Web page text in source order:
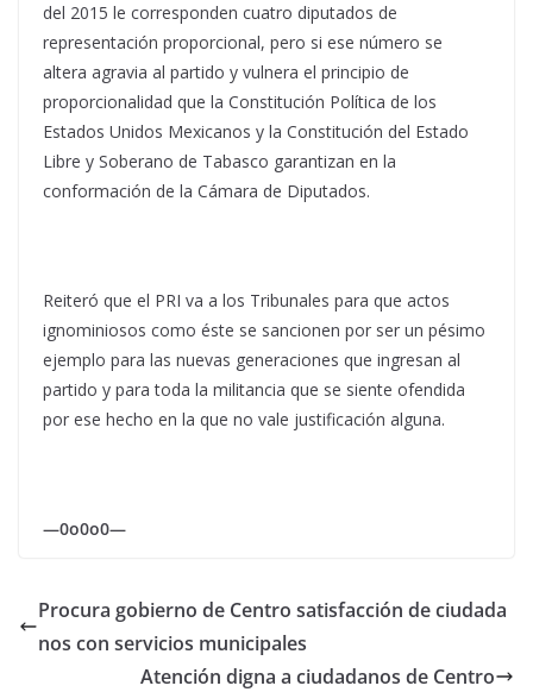
del 2015 le corresponden cuatro diputados de
representación proporcional, pero si ese número se
altera agravia al partido y vulnera el principio de
proporcionalidad que la Constitución Política de los
Estados Unidos Mexicanos y la Constitución del Estado
Libre y Soberano de Tabasco garantizan en la
conformación de la Cámara de Diputados.
Reiteró que el PRI va a los Tribunales para que actos
ignominiosos como éste se sancionen por ser un pésimo
ejemplo para las nuevas generaciones que ingresan al
partido y para toda la militancia que se siente ofendida
por ese hecho en la que no vale justificación alguna.
—0o0o0—
Procura gobierno de Centro satisfacción de ciudada
nos con servicios municipales
Atención digna a ciudadanos de Centro